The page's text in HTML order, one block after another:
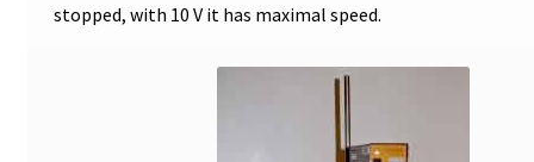
stopped, with 10 V it has maximal speed.